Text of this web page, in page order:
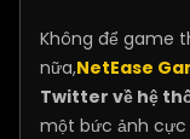
Không để game
nữa,NetEase
Twitter về hệ
một bức ảnh